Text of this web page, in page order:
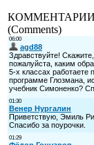
КОММЕНТАРИИ
(Comments)